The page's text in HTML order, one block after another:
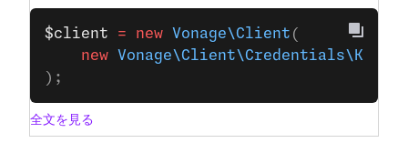
$client = new Vonage\Client (
    new
);
全文を見る